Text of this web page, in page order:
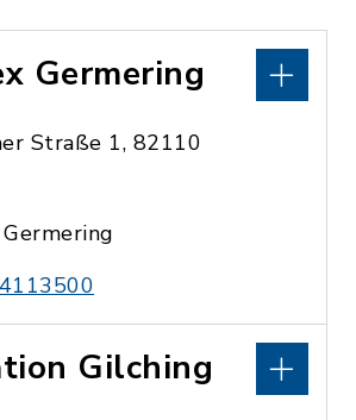
Germering
Straße 1, 82110
Gilching